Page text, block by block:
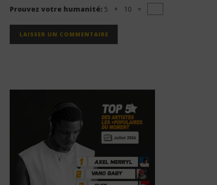
Prouvez votre humanité: 5 + 10 =